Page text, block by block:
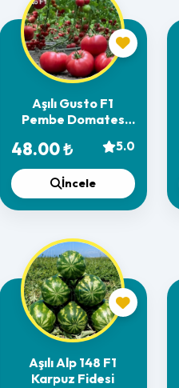
Aşılı Gusto F1
Pembe Domates
48.00 ₺ 5.0
İncele
Aşılı Alp 148 F1
Karpuz Fidesi